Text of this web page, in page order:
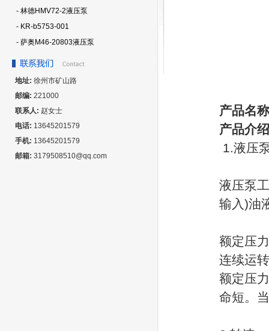
- 林德HMV72-2液压泵
- KR-b5753-001
- 萨奥M46-20803液压泵
地址: 徐州市矿山路
邮编: 221000
联系人: 赵女士
电话: 13645201579
手机: 13645201579
邮箱: 3179508510@qq.com
产品名
产品介
1.液压
液压泵
输入)油
额定压
连续运
额定压
命短。